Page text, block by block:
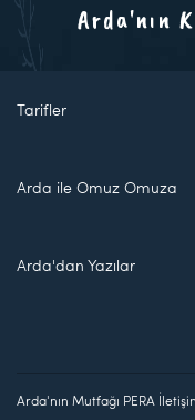
Arda'nın
Tarifler
Arda ile Omuz Omuza
Arda'dan Yazılar
Arda'nın Mutfağı PERA